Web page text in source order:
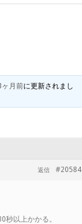
ヶ月前に更新されまし
#20584
返信
秒以上かかる。